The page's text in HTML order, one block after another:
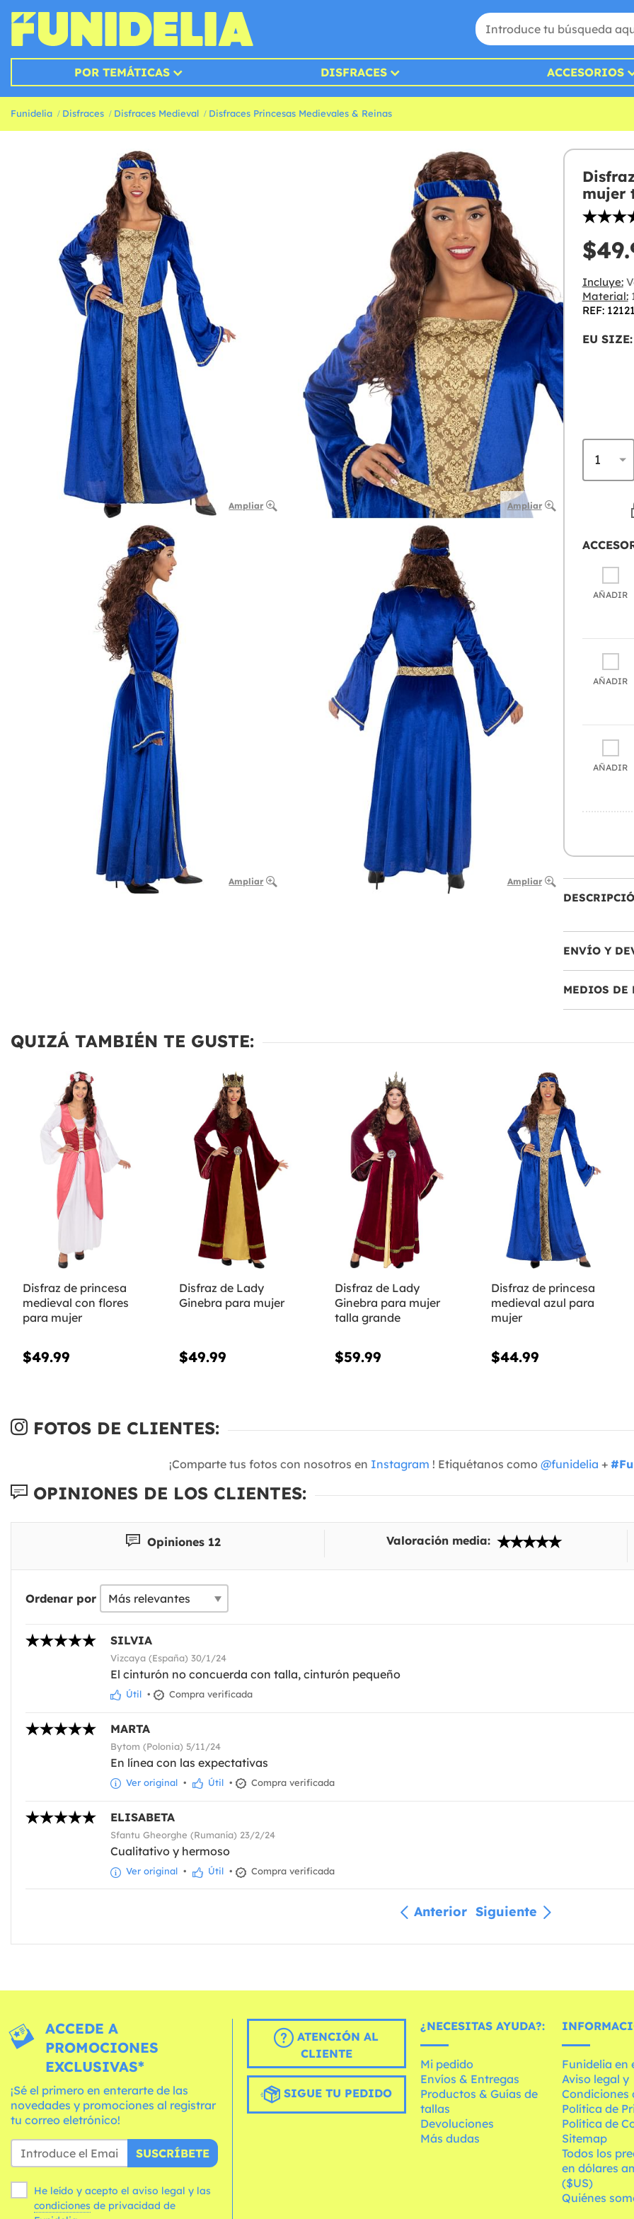
POR TEMÁTICAS DISFRACES ACCESORIOS
Funidelia Disfraces Disfraces Medieval Disfraces Princesas Medievales & Reinas
Ampliar Ampliar
Ampliar Ampliar
mujer
Incluye:
Material:
REF:
EU SIZE:
AÑADIR
AÑADIR
AÑADIR
ENVÍO Y
MEDIOS DE
QUIZÁ TAMBIÉN TE GUSTE:
Disfraz de princesa
medieval con flores
para mujer
$49.99
Disfraz de Lady
Ginebra para mujer
$49.99
Disfraz de Lady
Ginebra para mujer
talla grande
$59.99
Disfraz de princesa
medieval azul para
mujer
$44.99
FOTOS DE CLIENTES:
¡Comparte tus fotos con nosotros en Instagram ! Etiquétanos como @funidelia +
OPINIONES DE LOS CLIENTES:
Opiniones 12 Valoración media:
Ordenar por
SILVIA
Vizcaya (España) 30/1/24
El cinturón no concuerda con talla, cinturón pequeño
Útil • Compra verificada
MARTA
Bytom (Polonia) 5/11/24
En línea con las expectativas
Ver original • Útil • Compra verificada
ELISABETA
Sfantu Gheorghe (Rumanía) 23/2/24
Cualitativo y hermoso
Ver original • Útil • Compra verificada
Anterior Siguiente
ACCEDE A
PROMOCIONES
EXCLUSIVAS*
¡Sé el primero en enterarte de las
novedades y promociones al registrar
tu correo eletrónico!
SUSCRÍBETE
He leído y acepto el aviso legal y las
condiciones
ATENCIÓN AL
CLIENTE
SIGUE TU PEDIDO
¿NECESITAS AYUDA?:
Mi pedido
Envíos & Entregas
Productos & Guías de
tallas
Devoluciones
Más dudas
Funidelia en
Aviso legal y
Condiciones
Política de
Política de
Sitemap
Todos los
en dólares
($US)
Quiénes